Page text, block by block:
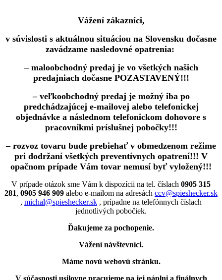
Vážení zákazníci,
v súvislosti s aktuálnou situáciou na Slovensku dočasne
zavádzame nasledovné opatrenia:
– maloobchodný predaj je vo všetkých našich
predajniach dočasne POZASTAVENÝ!!!
– veľkoobchodný predaj je možný iba po
predchádzajúcej e-mailovej alebo telefonickej
objednávke a následnom telefonickom dohovore s
pracovníkmi príslušnej pobočky!!!
– rozvoz tovaru bude prebiehať v obmedzenom režime
pri dodržaní všetkých preventívnych opatrení!!! V
opačnom prípade Vám tovar nemusí byť vyložený!!!
V prípade otázok sme Vám k dispozícii na tel. číslach 0905 315
281, 0905 946 909 alebo e-mailom na adresách ccv@spieshecker.sk
, michal@spieshecker.sk , prípadne na telefónnych číslach
jednotlivých pobočiek.
Ďakujeme za pochopenie.
Vážení návštevníci.
Máme novú webovú stránku.